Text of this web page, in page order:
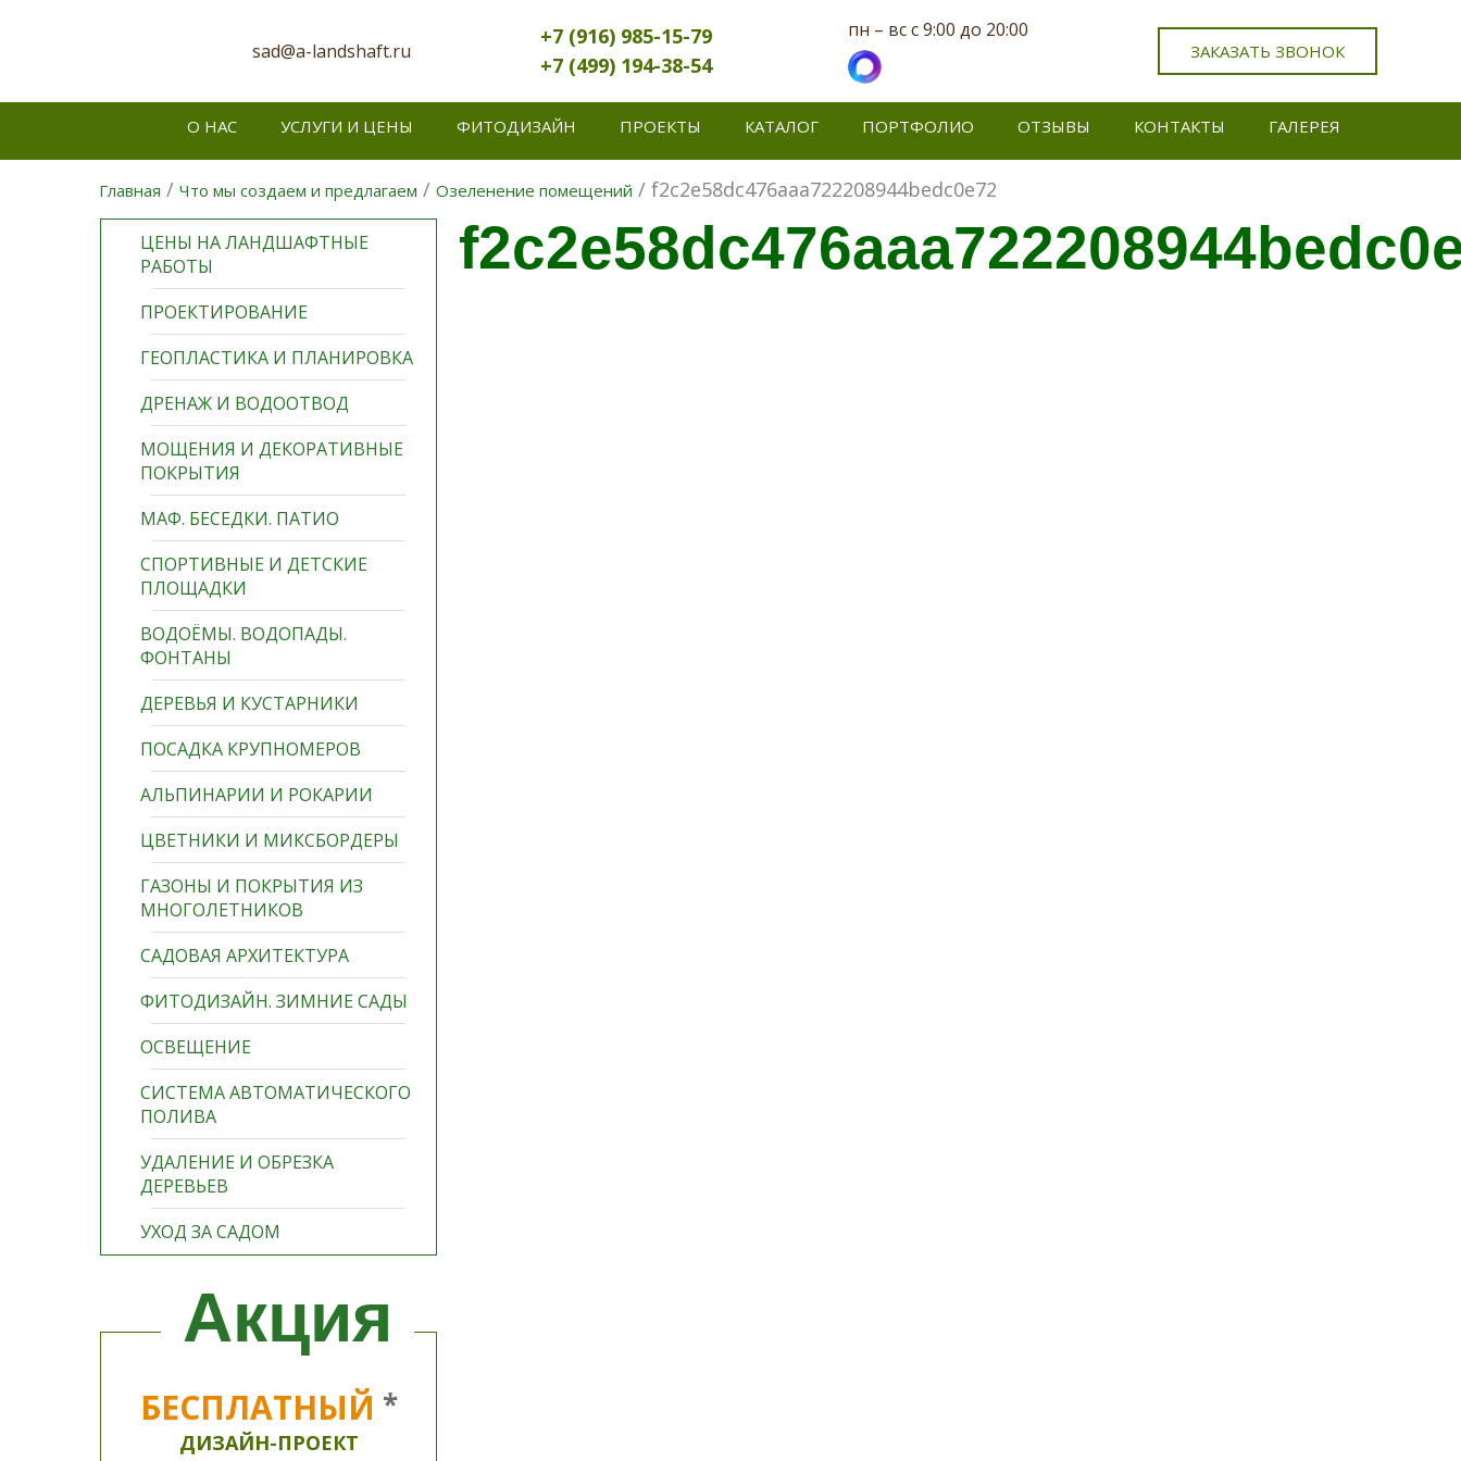
sad@a-landshaft.ru
+7 (916) 985-15-79
+7 (499) 194-38-54
пн – вс с 9:00 до 20:00
ЗАКАЗАТЬ ЗВОНОК
О НАС УСЛУГИ И ЦЕНЫ ФИТОДИЗАЙН ПРОЕКТЫ КАТАЛОГ ПОРТФОЛИО ОТЗЫВЫ КОНТАКТЫ ГАЛЕРЕЯ
Главная / Что мы создаем и предлагаем / Озеленение помещений / f2c2e58dc476aaa722208944bedc0e72
ЦЕНЫ НА ЛАНДШАФТНЫЕ
РАБОТЫ
ПРОЕКТИРОВАНИЕ
ГЕОПЛАСТИКА И ПЛАНИРОВКА
ДРЕНАЖ И ВОДООТВОД
МОЩЕНИЯ И ДЕКОРАТИВНЫЕ
ПОКРЫТИЯ
МАФ. БЕСЕДКИ. ПАТИО
СПОРТИВНЫЕ И ДЕТСКИЕ
ПЛОЩАДКИ
ВОДОЁМЫ. ВОДОПАДЫ.
ФОНТАНЫ
ДЕРЕВЬЯ И КУСТАРНИКИ
ПОСАДКА КРУПНОМЕРОВ
АЛЬПИНАРИИ И РОКАРИИ
ЦВЕТНИКИ И МИКСБОРДЕРЫ
ГАЗОНЫ И ПОКРЫТИЯ ИЗ
МНОГОЛЕТНИКОВ
САДОВАЯ АРХИТЕКТУРА
ФИТОДИЗАЙН. ЗИМНИЕ САДЫ
ОСВЕЩЕНИЕ
СИСТЕМА АВТОМАТИЧЕСКОГО
ПОЛИВА
УДАЛЕНИЕ И ОБРЕЗКА
ДЕРЕВЬЕВ
УХОД ЗА САДОМ
Акция
БЕСПЛАТНЫЙ *
ДИЗАЙН-ПРОЕКТ